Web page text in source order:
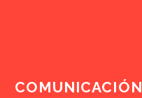
COMUNICACIÓN